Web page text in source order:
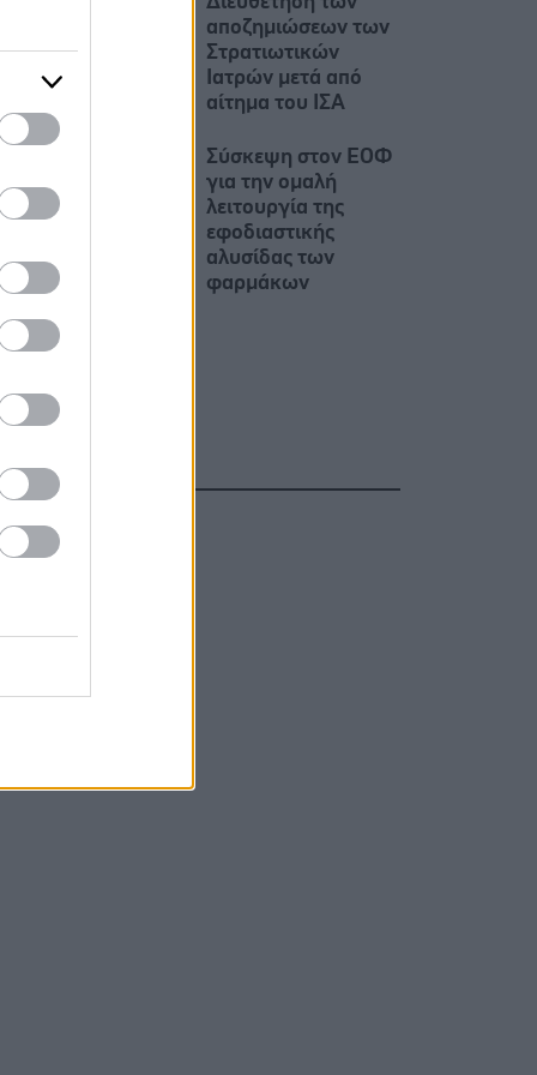
αποζημιώσεων των
Στρατιωτικών
Ιατρών μετά από
αίτημα του ΙΣΑ
Σύσκεψη στον ΕΟΦ
για την ομαλή
λειτουργία της
εφοδιαστικής
αλυσίδας των
φαρμάκων